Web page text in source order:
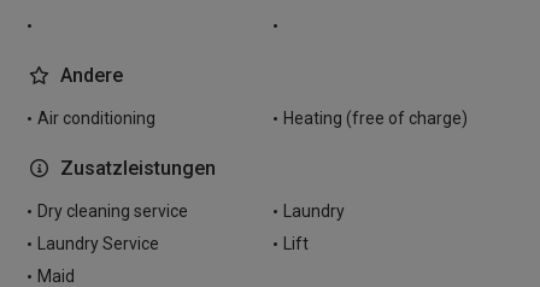
Andere
Air conditioning Heating (free of charge)
Zusatzleistungen
Dry cleaning service
Laundry
Laundry Service
Lift
Maid